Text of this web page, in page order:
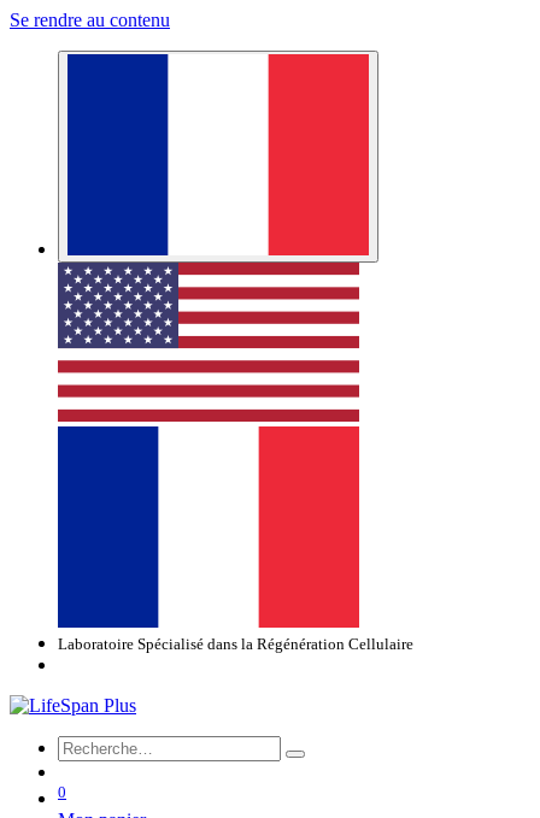
Se rendre au contenu
Laboratoire Spécialisé dans la Régénération Cellulaire
0